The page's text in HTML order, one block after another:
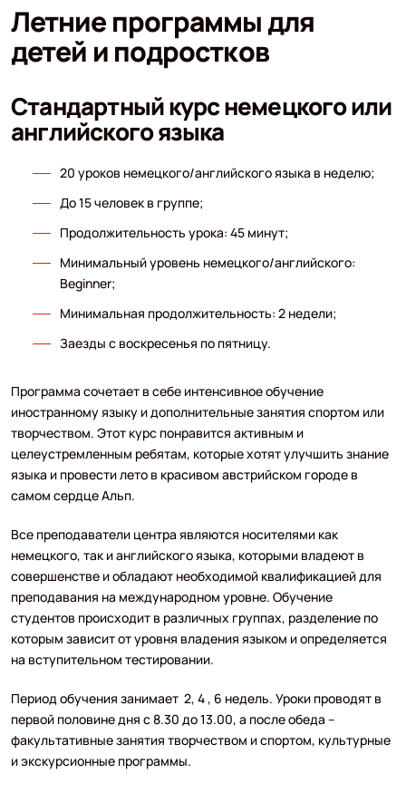
Летние программы для
детей и подростков
Стандартный курс немецкого или
английского языка
20 уроков немецкого/английского языка в неделю;
До 15 человек в группе;
Продолжительность урока: 45 минут;
Минимальный уровень немецкого/английского:
Beginner;
Минимальная продолжительность: 2 недели;
Заезды с воскресенья по пятницу.
Программа сочетает в себе интенсивное обучение
иностранному языку и дополнительные занятия спортом или
творчеством. Этот курс понравится активным и
целеустремленным ребятам, которые хотят улучшить знание
языка и провести лето в красивом австрийском городе в
самом сердце Альп.
Все преподаватели центра являются носителями как
немецкого, так и английского языка, которыми владеют в
совершенстве и обладают необходимой квалификацией для
преподавания на международном уровне. Обучение
студентов происходит в различных группах, разделение по
которым зависит от уровня владения языком и определяется
на вступительном тестировании.
Период обучения занимает 2, 4 , 6 недель. Уроки проводят в
первой половине дня с 8.30 до 13.00, а после обеда –
факультативные занятия творчеством и спортом, культурные
и экскурсионные программы.